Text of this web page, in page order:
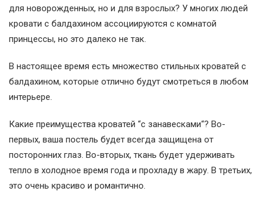
для новорожденных, но и для взрослых? У многих людей
кровати с балдахином ассоциируются с комнатой
принцессы, но это далеко не так.
В настоящее время есть множество стильных кроватей с
балдахином, которые отлично будут смотреться в любом
интерьере.
Какие преимущества кроватей “с занавесками“? Во-
первых, ваша постель будет всегда защищена от
посторонних глаз. Во-вторых, ткань будет удерживать
тепло в холодное время года и прохладу в жару. В третьих,
это очень красиво и романтично.